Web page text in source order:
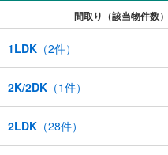
間取り（該当物件数）
1LDK （2件）
2K/2DK （1件）
2LDK （28件）